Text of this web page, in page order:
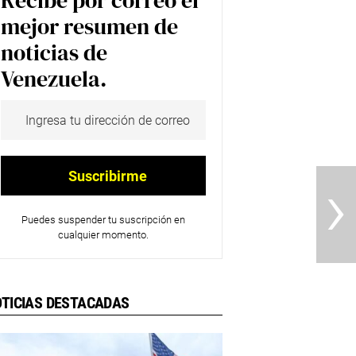
mejor resumen de
noticias de
Venezuela.
Puedes suspender tu suscripción en
cualquier momento.
DESTACADAS
›